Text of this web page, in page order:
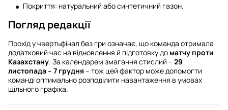
Покриття: натуральний або синтетичний газон.
Погляд редакції
Прохід у чвертьфінал без гри означає, що команда отримала
додатковий час на відновлення й підготовку до матчу проти
Казахстану. За календарем змагання стислий – 29
листопада – 7 грудня– тож цей фактор може допомогти
команді оптимально розподілити навантаження в умовах
щільного графіка.